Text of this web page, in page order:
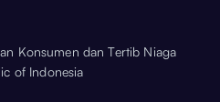
Konsumen dan Tertib Niaga
of Indonesia